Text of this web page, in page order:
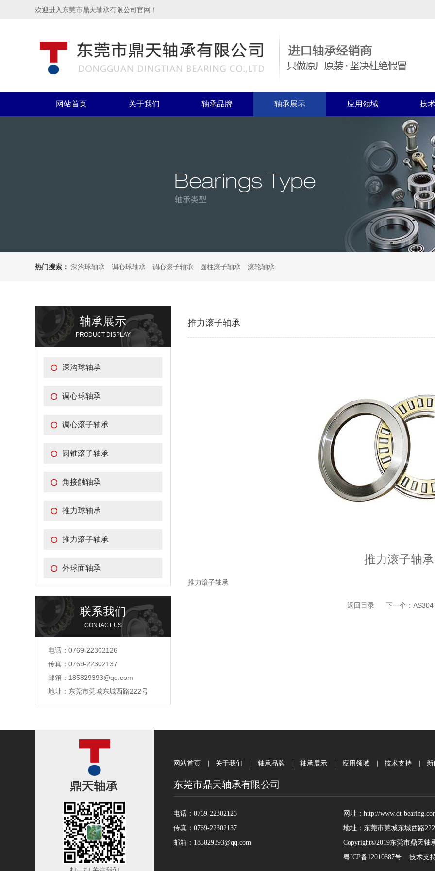
欢迎进入东莞市鼎天轴承有限公司官网！
网站首页 关于我们 轴承品牌 轴承展示 应用领域 技
热门搜索： 深沟球轴承 调心球轴承 调心滚子轴承 圆柱滚子轴承 滚轮轴承
轴承展示
PRODUCT DISPLAY
深沟球轴承
调心球轴承
调心滚子轴承
圆锥滚子轴承
角接触轴承
推力球轴承
推力滚子轴承
外球面轴承
联系我们
CONTACT US
电话：0769-22302126
传真：0769-22302137
邮箱：185829393@qq.com
地址：东莞市莞城东城西路222号
推力滚子轴承
推力滚子轴承
推力滚子轴承
返回目录 下一个：
网站首页 关于我们 轴承品牌 轴承展示 应用领域 技术支持
东莞市鼎天轴承有限公司
电话：0769-22302126
网址：http://www.dt-
传真：0769-22302137
地址：东莞市莞城东城西路
邮箱：185829393@qq.com
Copyright©2019东莞市鼎天轴
粤ICP备12010687号 技术支